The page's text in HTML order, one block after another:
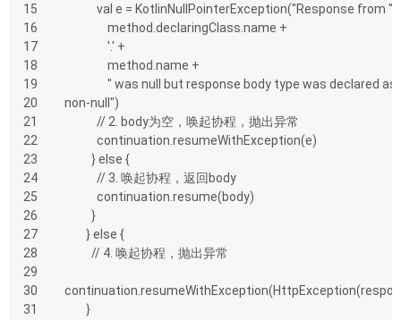
15
16
17
18
19
20
21
22
23
24
25
26
27
28
29
30
31
val e = KotlinNullPointerException("Response from "
                method.declaringClass.name +
                '.' +
                method.name +
non-null")
            // 2. body为空，唤起协程，抛出异常
            continuation.resumeWithException(e)
          } else {
            // 3. 唤起协程，返回body
            continuation.resume(body)
          }
        } else {
          // 4. 唤起协程，抛出异常
        }